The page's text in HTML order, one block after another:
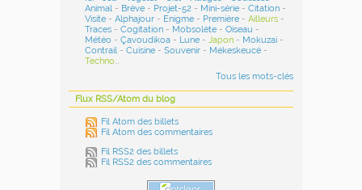
Animal - Brève - Projet-52 - Mini-série -Citation -
Visite -Alphajour - Enigme - Première -Ailleurs -
Traces -Cogitation - Mobsolète -Oiseau -
Météo -Çavoudikoa - Lune -Japon - Mokuzai -
Contrail -Cuisine -Souvenir - Mékeskeucé -
Techno...
Tous les mots-clés
Flux RSS/Atom du blog
Fil Atom des billets
Fil Atom des commentaires
Fil RSS2 des billets
Fil RSS2 des commentaires